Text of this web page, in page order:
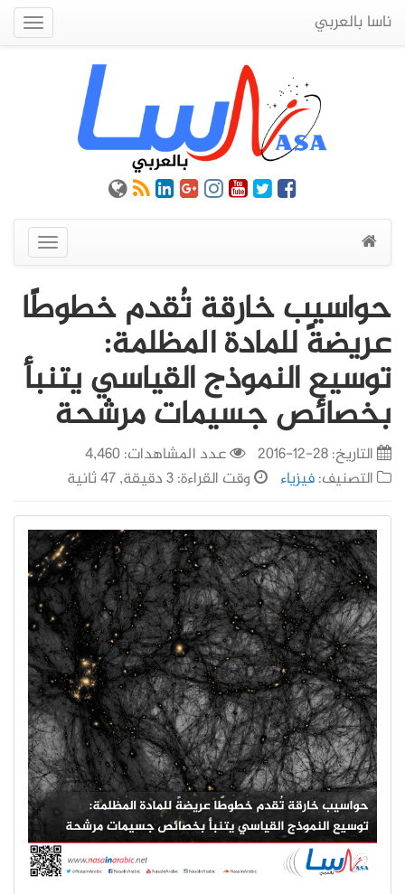
ناسا بالعربي
عرض
القائمة
حواسيب خارقة تُقدم خطوطًا
عريضةً للمادة المظلمة:
توسيع النموذج القياسي يتنبأ
بخصائص جسيمات مرشحة
التاريخ:28-12-2016
عدد المشاهدات: 4,460
التصنيف:فيزياء وقت القراءة: 3 دقيقة, 47 ثانية